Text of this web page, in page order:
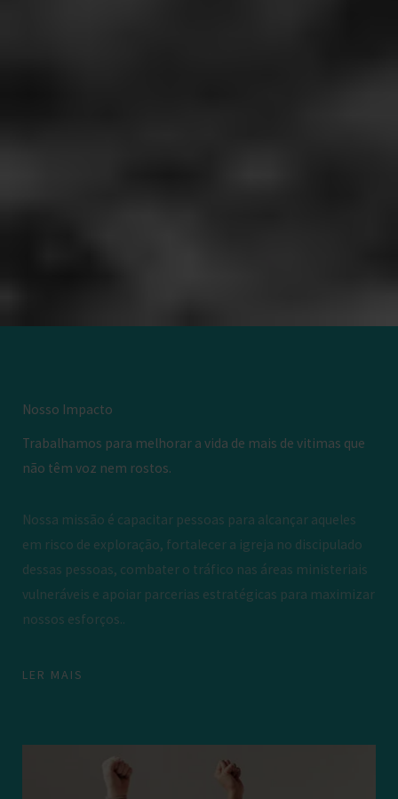
Nosso Impacto
Trabalhamos para melhorar a vida de mais de vitimas que
não têm voz nem rostos.
Nossa missão é capacitar pessoas para alcançar aqueles
em risco de exploração, fortalecer a igreja no discipulado
dessas pessoas, combater o tráfico nas áreas ministeriais
vulneráveis e apoiar parcerias estratégicas para maximizar
nossos esforços..
LER MAIS